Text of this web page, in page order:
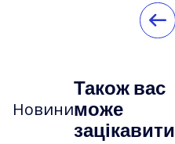
Новини
Також вас
може
зацікавити